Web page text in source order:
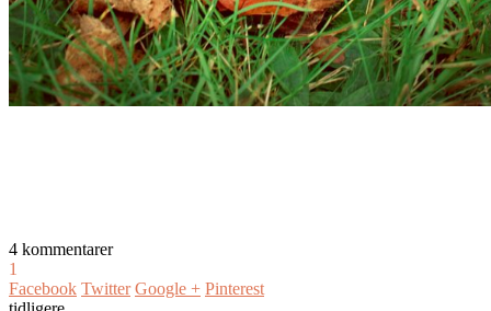
4 kommentarer
1
Facebook Twitter Google + Pinterest